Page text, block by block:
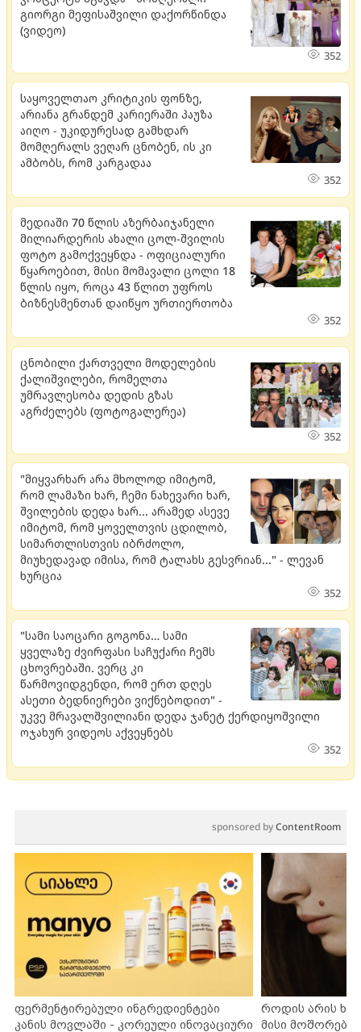
გიორგი მეფისაშვილი დაქორწინდა
(ვიდეო)
352
საყოველთაო კრიტიკის ფონზე,
არიანა გრანდემ კარიერაში პაუზა
აიღო - უკიდურესად გამხდარ
მომღერალს ვეღარ ცნობენ, ის კი
ამბობს, რომ კარგადაა
352
მედიაში 70 წლის აზერბაიჯანელი
მილიარდერის ახალი ცოლ-შვილის
ფოტო გამოქვეყნდა - ოფიციალური
წყაროებით, მისი მომავალი ცოლი 18
წლის იყო, როცა 43 წლით უფროს
ბიზნესმენთან დაიწყო ურთიერთობა
352
ცნობილი ქართველი მოდელების
ქალიშვილები, რომელთა
უმრავლესობა დედის გზას
აგრძელებს (ფოტოგალერეა)
352
"მიყვარხარ არა მხოლოდ იმიტომ,
რომ ლამაზი ხარ, ჩემი ნახევარი ხარ,
შვილების დედა ხარ... არამედ ასევე
იმიტომ, რომ ყოველთვის ცდილობ,
სიმართლისთვის იბრძოლო,
მიუხედავად იმისა, რომ ტალახს გესვრიან..." - ლევან
ხურცია
352
"სამი საოცარი გოგონა… სამი
ყველაზე ძვირფასი საჩუქარი ჩემს
ცხოვრებაში. ვერც კი
წარმოვიდგენდი, რომ ერთ დღეს
ასეთი ბედნიერები ვიქნებოდით" -
უკვე მრავალშვილიანი დედა ჯანეტ ქერდიყოშვილი
ოჯახურ ვიდეოს აქვეყნებს
352
sponsored byContentRoom
ფერმენტირებული ინგრედიენტები
კანის მოვლაში - კორეული ინოვაციური
როდის არის
მისი